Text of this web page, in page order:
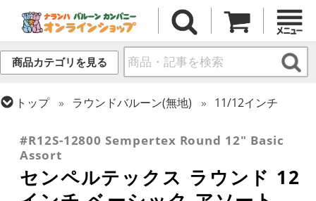
商品カテゴリを見る
トップ ラウンドバルーン(無地)
11/12インチ
#R12S-12800 Sempertex Round 12" Basic
Assort
センペルテックス ラウンド 12